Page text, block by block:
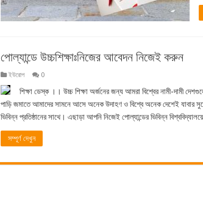
পোল্যান্ডে উচ্চশিক্ষাঃনিজের আবেদন নিজেই করুন
ইউরোপ 0
শিক্ষা ডেস্ক ।। উচ্চ শিক্ষা অর্জনের জন্য আমরা বিশ্বের নামী-দামী
পাড়ি জমাতে আমাদের সামনে আসে অনেক উদাহণ ও বিশ্বে অনেক দেশেই যাবার
ভিবিন্ন প্রতিষ্ঠানের সাথে। এছাড়া আপনি নিজেই পোল্যান্ডের ভিবিন্ন
সম্পূর্ণ দেখুন